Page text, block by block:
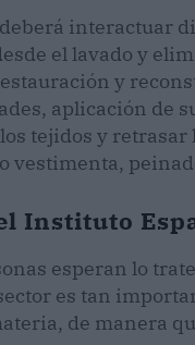
interactuar
el lavado y
y
aplicación de
tejidos y retrasar
vestimenta,
Instituto
esperan lo
es tan
de manera